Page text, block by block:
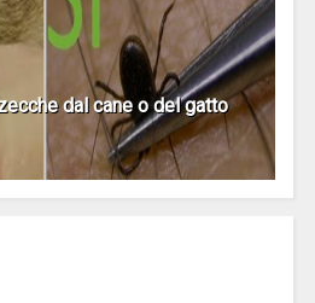
dal cane o del gatto